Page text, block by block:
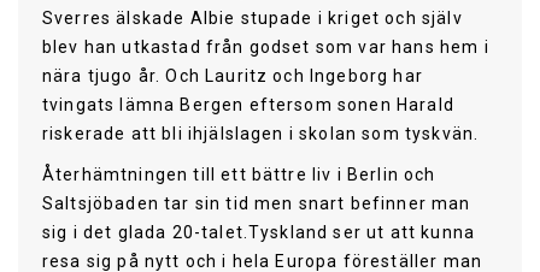
Sverres älskade Albie stupade i kriget och själv
blev han utkastad från godset som var hans hem i
nära tjugo år. Och Lauritz och Ingeborg har
tvingats lämna Bergen eftersom sonen Harald
riskerade att bli ihjälslagen i skolan som tyskvän.
Återhämtningen till ett bättre liv i Berlin och
Saltsjöbaden tar sin tid men snart befinner man
sig i det glada 20-talet.Tyskland ser ut att kunna
resa sig på nytt och i hela Europa föreställer man